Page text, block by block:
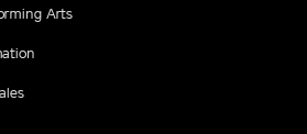
Arts